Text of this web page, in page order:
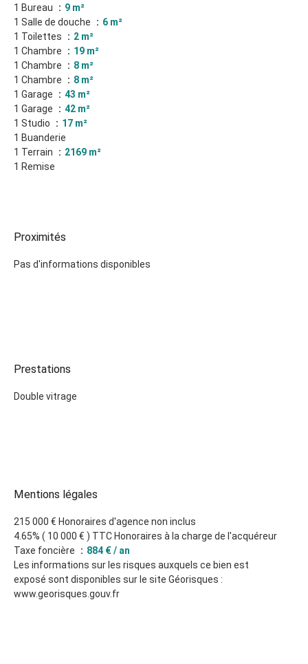
1 Bureau
9 m²
1 Salle de douche
6 m²
1 Toilettes
2 m²
1 Chambre
19 m²
1 Chambre
8 m²
1 Chambre
8 m²
1 Garage
43 m²
1 Garage
42 m²
1 Studio
17 m²
1 Buanderie
1 Terrain
2169 m²
1 Remise
Proximités
Pas d'informations disponibles
Prestations
Double vitrage
Mentions légales
215 000 € Honoraires d'agence non inclus
4.65% ( 10 000 € ) TTC Honoraires à la charge de l'acquéreur
Taxe foncière
884 € / an
Les informations sur les risques auxquels ce bien est
exposé sont disponibles sur le site Géorisques :
www.georisques.gouv.fr